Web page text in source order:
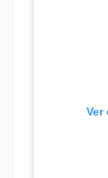
Ver